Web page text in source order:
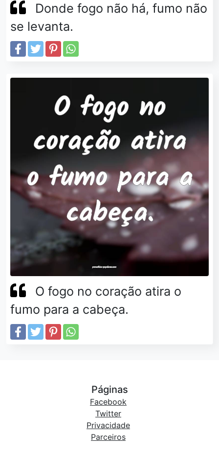
Donde fogo não há, fumo não
se levanta.
O fogo no coração atira o
fumo para a cabeça.
Páginas
Facebook
Twitter
Privacidade
Parceiros